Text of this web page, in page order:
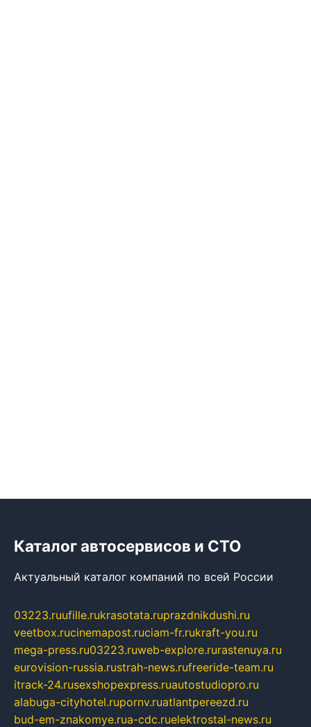
Каталог автосервисов и СТО
Актуальный каталог компаний по всей России
03223.ruufille.rukrasotata.ruprazdnikdushi.ru
veetbox.rucinemapost.ruciam-fr.rukraft-you.ru
mega-press.ru03223.ruweb-explore.rurastenuya.ru
eurovision-russia.rustrah-news.rufreeride-team.ru
itrack-24.rusexshopexpress.ruautostudiopro.ru
alabuga-cityhotel.rupornv.ruatlantpereezd.ru
bud-em-znakomye.rua-cdc.ruelektrostal-news.ru